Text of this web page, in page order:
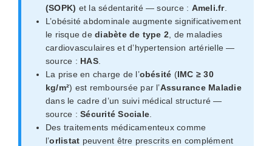
(SOPK) et la sédentarité — source : Ameli.fr.
L’obésité abdominale augmente significativement
le risque dediabète de type 2 , de maladies
cardiovasculaires et d’hypertension artérielle —
source : HAS.
La prise en charge de l’obésité (IMC ≥ 30
kg/m²) est remboursée par l’Assurance Maladie
dans le cadre d’un suivi médical structuré —
source :Sécurité Sociale
Des traitements médicamenteux comme
l’orlistat peuvent être prescrits en complément